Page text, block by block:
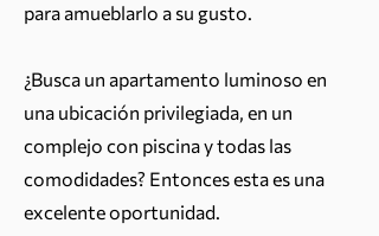
para amueblarlo a su gusto.
¿Busca un apartamento luminoso en
una ubicación privilegiada, en un
complejo con piscina y todas las
comodidades? Entonces esta es una
excelente oportunidad.